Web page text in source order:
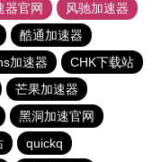
器官网
风驰加速器
酷通加速器
加速器
CHK下载站
芒果加速器
黑洞加速官网
quickq